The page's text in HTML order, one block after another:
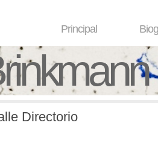
Principal
Directorio